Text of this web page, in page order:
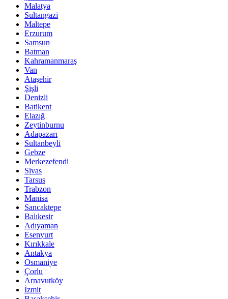
Malatya
Sultangazi
Maltepe
Erzurum
Samsun
Batman
Kahramanmaraş
Van
Ataşehir
Şişli
Denizli
Batikent
Elazığ
Zeytinburnu
Adapazarı
Sultanbeyli
Gebze
Merkezefendi
Sivas
Tarsus
Trabzon
Manisa
Sancaktepe
Balıkesir
Adıyaman
Esenyurt
Kırıkkale
Antakya
Osmaniye
Çorlu
Arnavutköy
İzmit